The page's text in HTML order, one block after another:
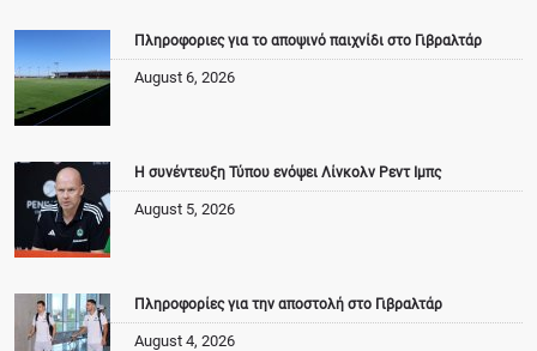
Πληροφοριες για το αποψινό παιχνίδι στο Γιβραλτάρ
August 6, 2026
Η συνέντευξη Τύπου ενόψει Λίνκολν Ρεντ Ιμπς
August 5, 2026
Πληροφορίες για την αποστολή στο Γιβραλτάρ
August 4, 2026